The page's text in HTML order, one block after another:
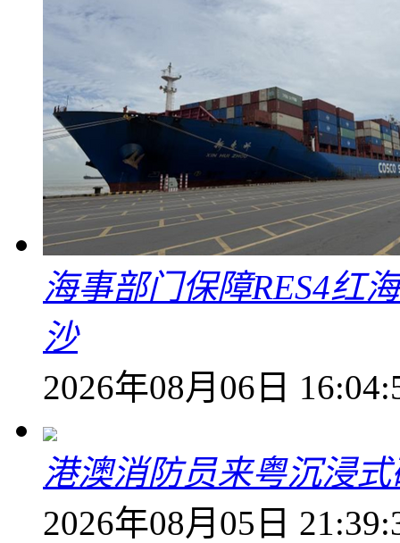
海事部门保障RES4红
沙
2026年08月06日
港澳消防员来粤沉浸
2026年08月05日